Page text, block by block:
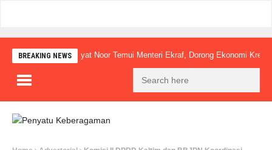
BREAKING NEWSMudyat Noor Temui Menteri Ekraf, Dorong Ekonomi Kreatif